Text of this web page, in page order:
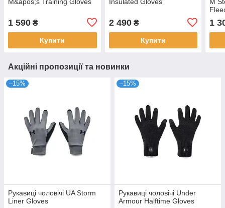
1 590 ₴
Купити
2 490₴
Купити
1
Акційні пропозиції та новинки
–15%
Рукавиці чоловічі UA Storm
Liner Gloves
–15%
Рукавиці чоловічі Under
Armour Halftime Gloves